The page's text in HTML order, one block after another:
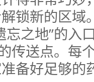
锁新的区域
忘之地”的入
传送点。每
备好足够的